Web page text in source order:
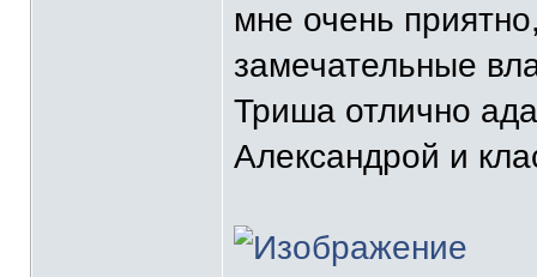
мне очень
замечательные
Триша отлично
Александрой и